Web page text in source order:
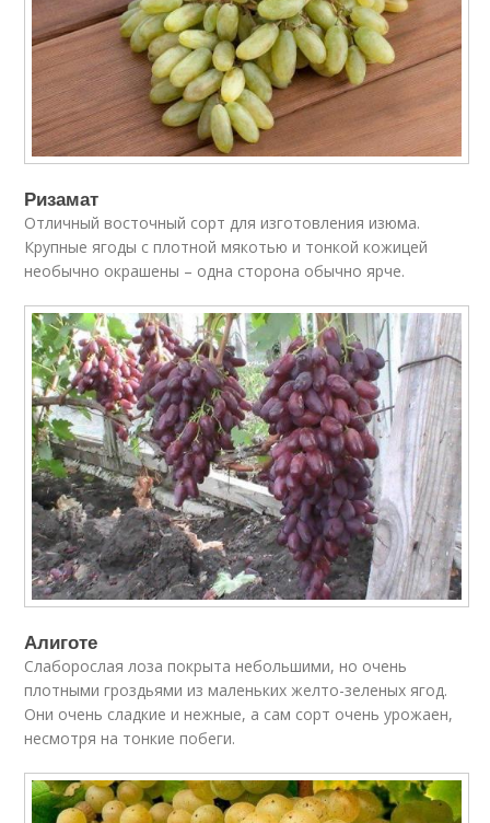
Ризамат
Отличный восточный сорт для изготовления изюма.
Крупные ягоды с плотной мякотью и тонкой кожицей
необычно окрашены – одна сторона обычно ярче.
Алиготе
Слаборослая лоза покрыта небольшими, но очень
плотными гроздьями из маленьких желто-зеленых ягод.
Они очень сладкие и нежные, а сам сорт очень урожаен,
несмотря на тонкие побеги.